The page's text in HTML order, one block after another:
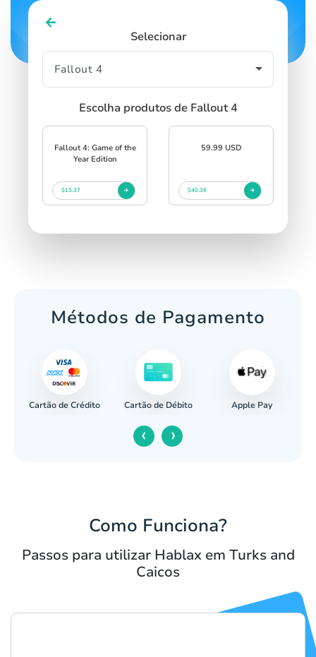
Selecionar
Escolha produtos de Fallout 4
Fallout 4: Game of the
Year Edition
$15.37
59.99 USD
$40.38
Métodos de Pagamento
Cartão de Crédito Cartão de Débito Apple Pay
‹ ›
Como Funciona?
Passos para utilizar Hablax em Turks and
Caicos